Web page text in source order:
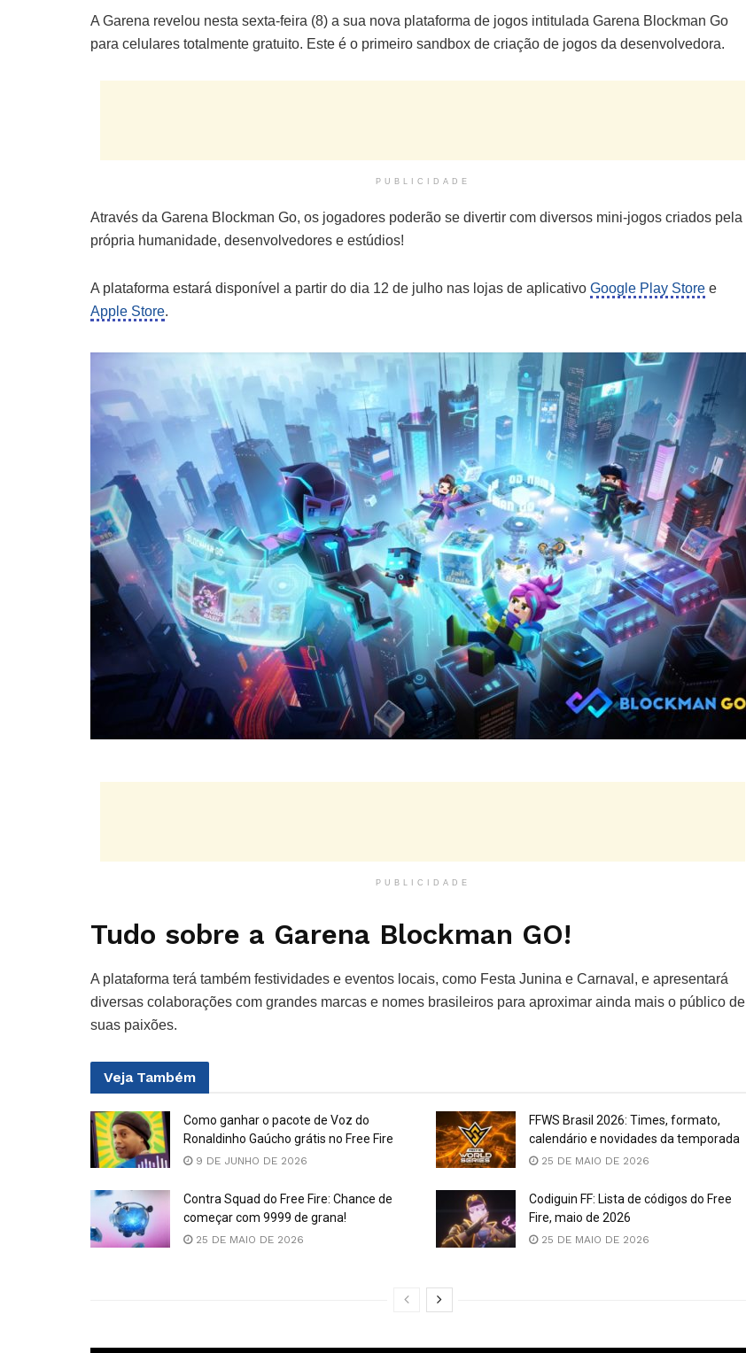
A Garena revelou nesta sexta-feira (8) a sua nova plataforma de jogos intitulada Garena Blockman Go
para celulares totalmente gratuito. Este é o primeiro sandbox de criação de jogos da desenvolvedora.
PUBLICIDADE
Através da Garena Blockman Go, os jogadores poderão se divertir com diversos mini-jogos criados pela
própria humanidade, desenvolvedores e estúdios!
A plataforma estará disponível a partir do dia 12 de julho nas lojas de aplicativo Google Play Store e
Apple Store.
PUBLICIDADE
Tudo sobre a Garena Blockman GO!
A plataforma terá também festividades e eventos locais, como Festa Junina e Carnaval, e apresentará
diversas colaborações com grandes marcas e nomes brasileiros para aproximar ainda mais o público de
suas paixões.
Veja Também
Como ganhar o pacote de Voz do
Ronaldinho Gaúcho grátis no Free Fire
9 DE JUNHO DE 2026
FFWS Brasil 2026: Times, formato,
calendário e novidades da temporada
25 DE MAIO DE 2026
Contra Squad do Free Fire: Chance de
começar com 9999 de grana!
25 DE MAIO DE 2026
Codiguin FF: Lista de códigos do Free
Fire, maio de 2026
25 DE MAIO DE 2026